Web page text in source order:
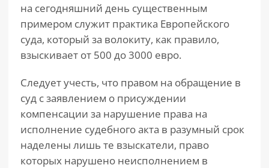
на сегодняшний день существенным
примером служит практика Европейского
суда, который за волокиту, как правило,
взыскивает от 500 до 3000 евро.
Следует учесть, что правом на обращение в
суд с заявлением о присуждении
компенсации за нарушение права на
исполнение судебного акта в разумный срок
наделены лишь те взыскатели, право
которых нарушено неисполнением в